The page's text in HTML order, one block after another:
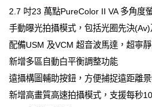
2.7 吋23 萬點PureColor II VA 多角度
手動曝光拍攝模式，包括光圈先決
配備USM 及VCM 超音波馬達，超寧
新增多區自動白平衡調整功能
遠攝構圖輔助按鈕，方便捕捉遠距離
新增高畫質高速拍攝模式，支援每秒